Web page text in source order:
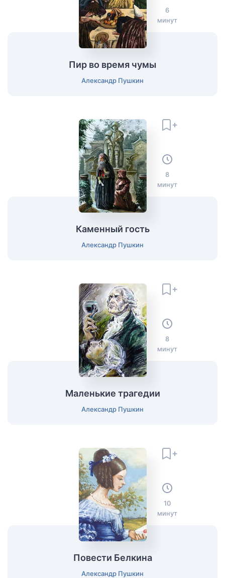
6
минут
Пир во время чумы
Александр Пушкин
8
минут
Каменный гость
Александр Пушкин
8
минут
Маленькие трагедии
Александр Пушкин
10
минут
Повести Белкина
Александр Пушкин